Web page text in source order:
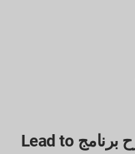
الإطلاق العالمي وطرح برنامج Lead to